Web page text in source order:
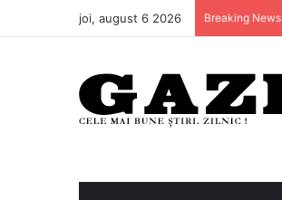
joi, august 6 2026 Breaking News